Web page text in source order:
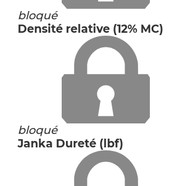
bloqué
Densité relative (12% MC)
bloqué
Janka Dureté (lbf)